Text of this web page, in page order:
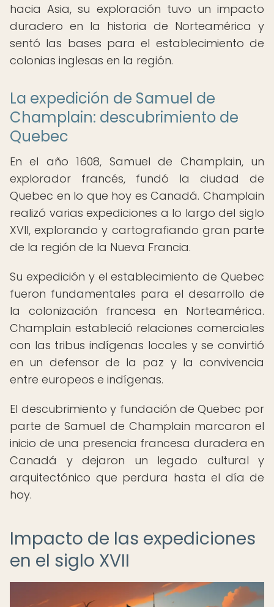
hacia Asia, su exploración tuvo un impacto
duradero en la historia de Norteamérica y
sentó las bases para el establecimiento de
colonias inglesas en la región.
La expedición de Samuel de
Champlain: descubrimiento de
Quebec
En el año 1608, Samuel de Champlain, un
explorador francés, fundó la ciudad de
Quebec en lo que hoy es Canadá. Champlain
realizó varias expediciones a lo largo del siglo
XVII, explorando y cartografiando gran parte
de la región de la Nueva Francia.
Su expedición y el establecimiento de Quebec
fueron fundamentales para el desarrollo de
la colonización francesa en Norteamérica.
Champlain estableció relaciones comerciales
con las tribus indígenas locales y se convirtió
en un defensor de la paz y la convivencia
entre europeos e indígenas.
El descubrimiento y fundación de Quebec por
parte de Samuel de Champlain marcaron el
inicio de una presencia francesa duradera en
Canadá y dejaron un legado cultural y
arquitectónico que perdura hasta el día de
hoy.
Impacto de las expediciones
en el siglo XVII